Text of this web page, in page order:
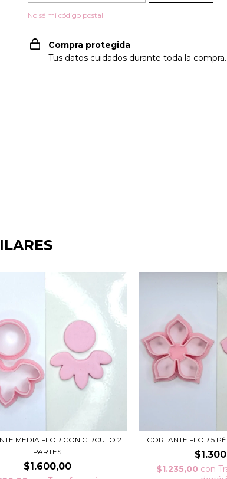
No sé mi código postal
Compra protegida
Tus datos cuidados durante toda la compra.
MEDIA FLOR CON CIRCULO 2
PARTES
$1.600,00
CORTANTE FLOR 5
$1.235,00 con